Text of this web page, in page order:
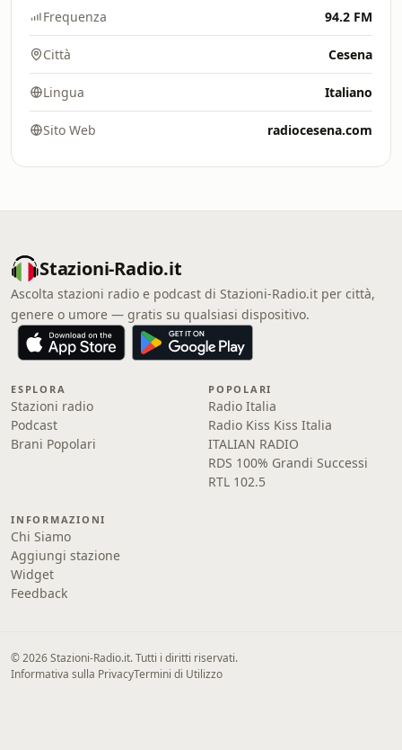
Frequenza 94.2 FM
Città Cesena
Lingua Italiano
Sito Web radiocesena.com
Stazioni-Radio.it
Ascolta stazioni radio e podcast di Stazioni-Radio.it per città,
genere o umore — gratis su qualsiasi dispositivo.
ESPLORA
Stazioni radio
Podcast
Brani Popolari
POPOLARI
Radio Italia
Radio Kiss Kiss Italia
ITALIAN RADIO
RDS 100% Grandi Successi
RTL 102.5
INFORMAZIONI
Chi Siamo
Aggiungi stazione
Widget
Feedback
© 2026 Stazioni-Radio.it. Tutti i diritti riservati.
Informativa sulla PrivacyTermini di Utilizzo